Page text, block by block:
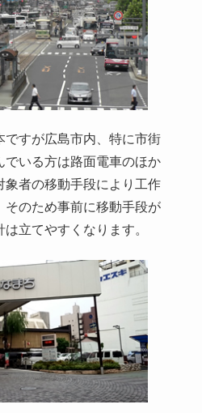
ですが広島市内、特に市街
でいる方は路面電車のほか
象者の移動手段により工作
そのため事前に移動手段が
立てやすくなります。